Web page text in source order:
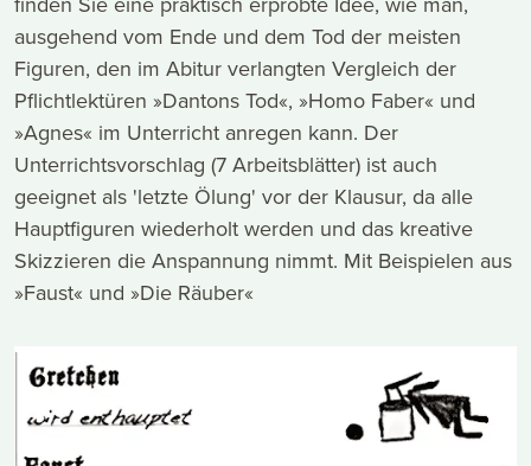
ausgehend vom Ende und dem Tod der meisten
Figuren, den im Abitur verlangten Vergleich der
Pflichtlektüren »Dantons Tod«, »Homo Faber« und
»Agnes« im Unterricht anregen kann. Der
Unterrichtsvorschlag (7 Arbeitsblätter) ist auch
geeignet als 'letzte Ölung' vor der Klausur, da alle
Hauptfiguren wiederholt werden und das kreative
Skizzieren die Anspannung nimmt. Mit Beispielen aus
»Faust« und »Die Räuber«